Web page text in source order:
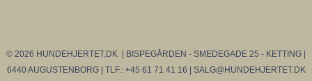
© 2026 HUNDEHJERTET.DK | BISPEGÅRDEN - SMEDEGADE 25 - KETTING |
6440 AUGUSTENBORG | TLF.: +45 61 71 41 16 | SALG@HUNDEHJERTET.DK